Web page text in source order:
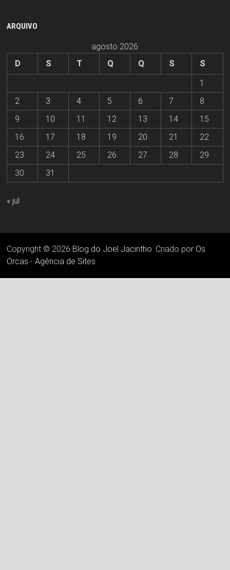
ARQUIVO
agosto 2026
D
S T Q Q S
S
1
2
3 4 5 6 7
8
9
10 11 12 13 14
15
16
17 18 19 20 21
22
23
24 25 26 27 28
29
30
31
« jul
Copyright © 2026 Blog do Joel Jacintho. Criado por Os
Orcas - Agência de Sites .